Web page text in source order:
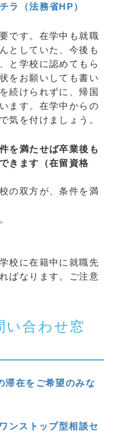
ラ（法務省HP）
です。在学中も就職
としていた、今後も
と学校に認めてもら
をお願いしても書い
続けられずに、帰国
ます。在学中からの
気を付けましょう。
を満たせば卒業後も
きます（在留資格
の双方が、条件を満
校に在籍中に就職先
ばなります。ご注意
い合わせ窓
滞在をご希望のみな
ンストップ型相談セ